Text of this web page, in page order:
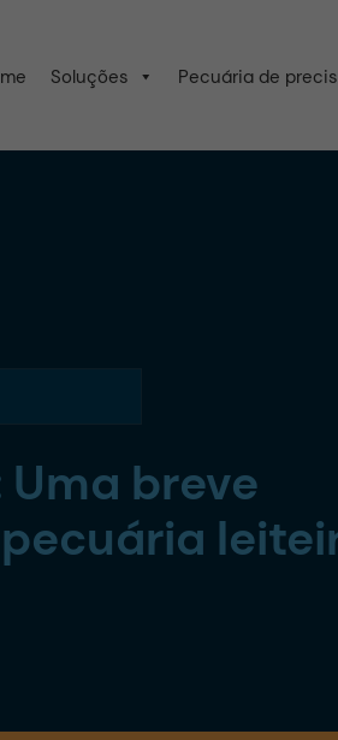
Soluções Pecuária de
breve